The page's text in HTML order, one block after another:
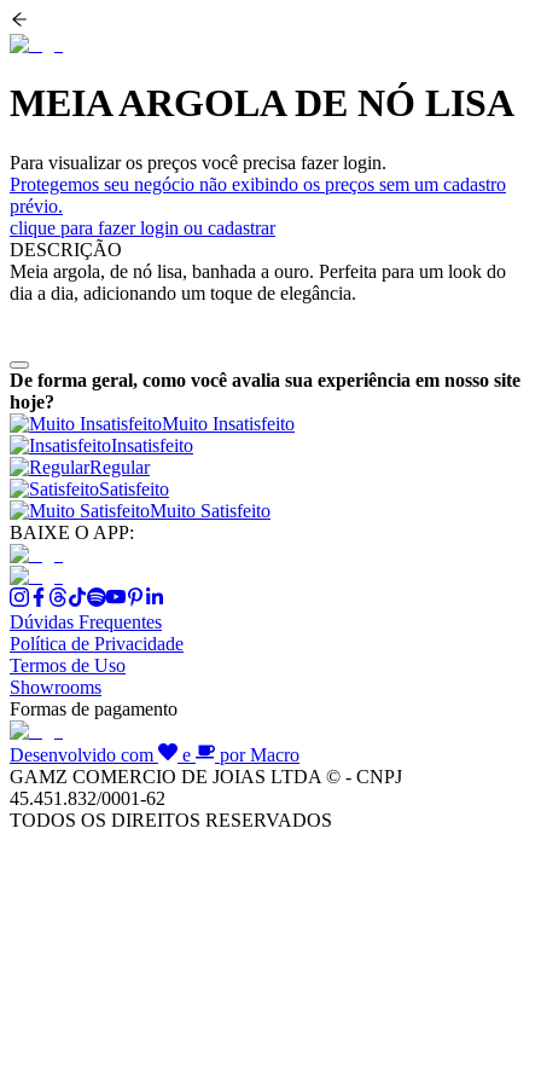
MEIA ARGOLA DE NÓ LISA
Para visualizar os preços você precisa fazer login.
Protegemos seu negócio não exibindo os preços sem um cadastro
prévio.
clique para fazer login ou cadastrar
DESCRIÇÃO
Meia argola, de nó lisa, banhada a ouro. Perfeita para um look do
dia a dia, adicionando um toque de elegância.
De forma geral, como você avalia sua experiência em nosso site
hoje?
Muito Insatisfeito
Insatisfeito
Regular
Satisfeito
Muito Satisfeito
BAIXE O APP:
Dúvidas Frequentes
Política de Privacidade
Termos de Uso
Showrooms
Formas de pagamento
Desenvolvido com e
por Macro
GAMZ COMERCIO DE JOIAS LTDA © - CNPJ
45.451.832/0001-62
TODOS OS DIREITOS RESERVADOS